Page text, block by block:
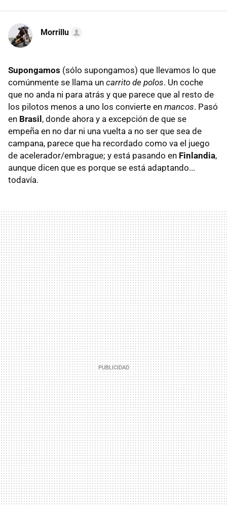
Morrillu
Supongamos (sólo supongamos) que llevamos lo que
comúnmente se llama un carrito de polos. Un coche
que no anda ni para atrás y que parece que al resto de
los pilotos menos a uno los convierte en mancos. Pasó
en Brasil, donde ahora y a excepción de que se
empeña en no dar ni una vuelta a no ser que sea de
campana, parece que ha recordado como va el juego
de acelerador/embrague; y está pasando en Finlandia,
aunque dicen que es porque se está adaptando...
todavía.